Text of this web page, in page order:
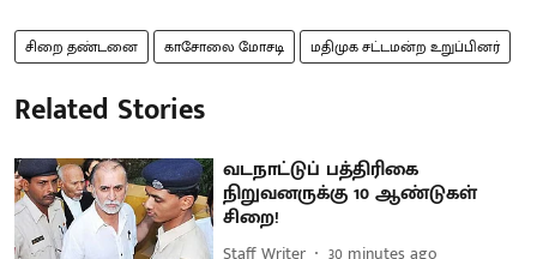
சிறை தண்டனை காசோலை மோசடி மதிமுக சட்டமன்ற உறுப்பினர்
Related Stories
வடநாட்டுப் பத்திரிகை
நிறுவனருக்கு 10 ஆண்டுகள்
சிறை!